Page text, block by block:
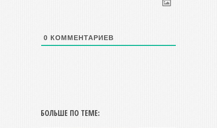
0 КОММЕНТАРИЕВ
БОЛЬШЕ ПО ТЕМЕ: